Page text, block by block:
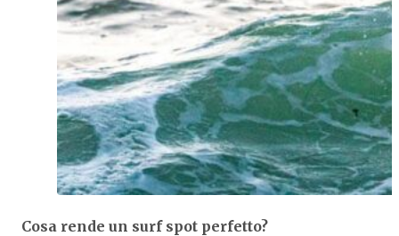
Cosa rende un surf spot perfetto?